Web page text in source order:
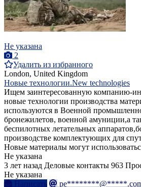
Не указана
2
Удалить из избранного
London, United Kingdom
Новые технологии.New technologies
Ищем заинтересованную компанию-
новые технологии производства
используются в Военной
бронежилетов, военной амуниции,а
беспилотных летательных
производстве комплектующих для
Новые материалы могут
Не указана
3 лет назад Деловые контакты 963
Не указана
Написать